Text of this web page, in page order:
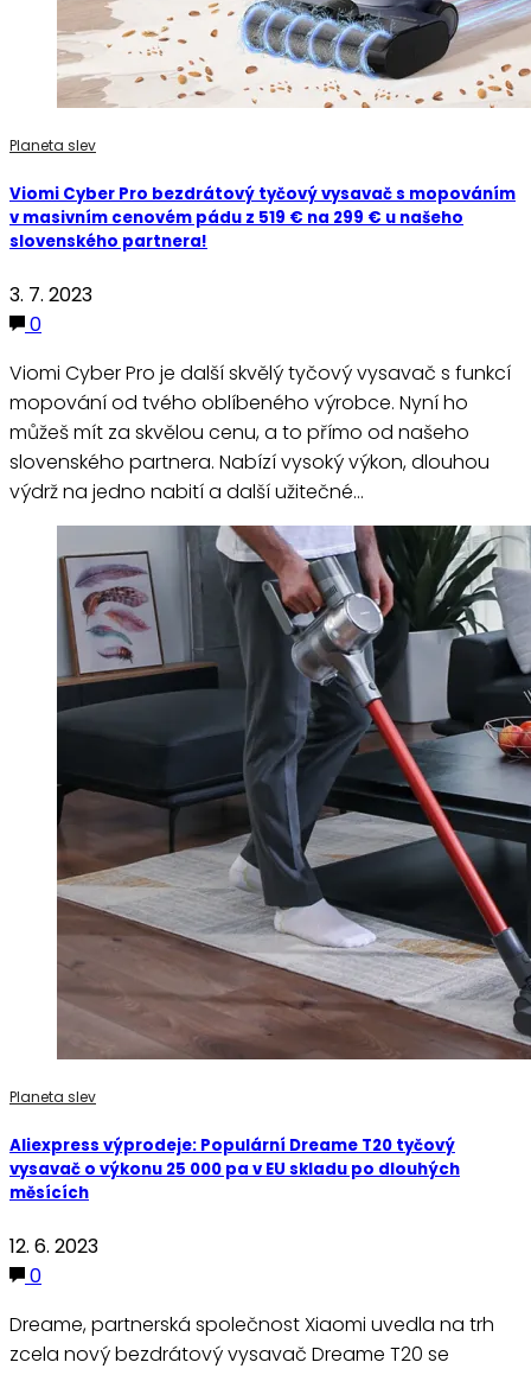
Planeta slev
Viomi Cyber Pro bezdrátový tyčový vysavač s mopováním
v masivním cenovém pádu z 519 € na 299 € u našeho
slovenského partnera!
3. 7. 2023
0
Viomi Cyber Pro je další skvělý tyčový vysavač s funkcí
mopování od tvého oblíbeného výrobce. Nyní ho
můžeš mít za skvělou cenu, a to přímo od našeho
slovenského partnera. Nabízí vysoký výkon, dlouhou
výdrž na jedno nabití a další užitečné…
Planeta slev
Aliexpress výprodeje: Populární Dreame T20 tyčový
vysavač o výkonu 25 000 pa v EU skladu po dlouhých
měsících
12. 6. 2023
0
Dreame, partnerská společnost Xiaomi uvedla na trh
zcela nový bezdrátový vysavač Dreame T20 se